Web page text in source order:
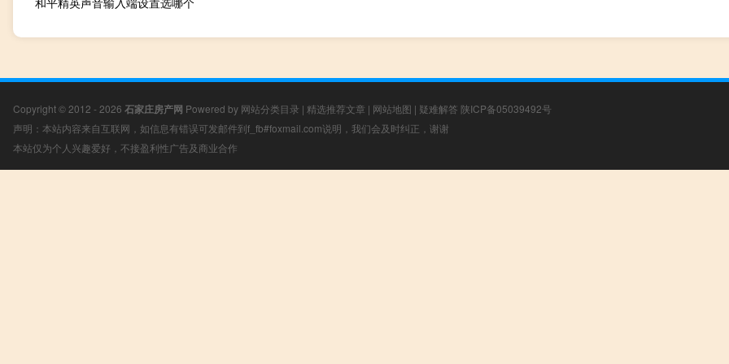
Copyright © 2012 - 2026 石家庄房产网 Powered by 网站分类目录 | 精选推荐文章 | 网站地图 | 疑难解答 陕ICP备05039492号
声明：本站内容来自互联网，如信息有错误可发邮件到f_fb#foxmail.com说明，我们会及时纠正，谢谢
本站仅为个人兴趣爱好，不接盈利性广告及商业合作